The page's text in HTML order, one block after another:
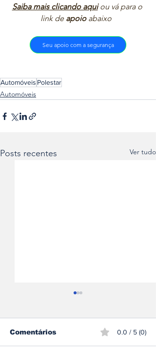
Saiba mais clicando aqui ou vá para o
link de apoio abaixo
Seu apoio com a segurança
Automóveis Polestar
Automóveis
Posts recentes Ver tudo
Comentários 0.0 / 5 (0)